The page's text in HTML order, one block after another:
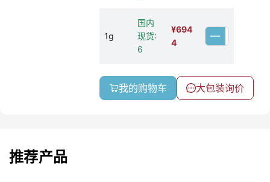
1g
国内
现货:
6
¥694
4
我的购物车 大包装询价
推荐产品